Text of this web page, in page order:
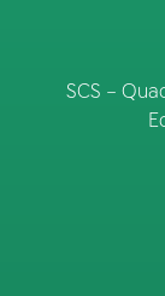
SCS –